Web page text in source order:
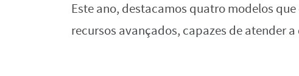
Este ano, destacamos quatro modelos
recursos avançados, capazes de atender